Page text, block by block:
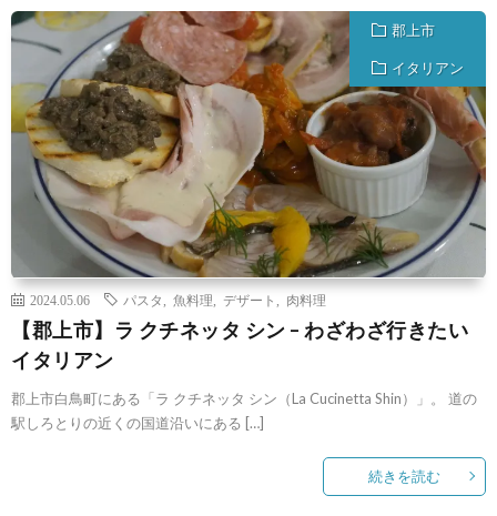
郡上市
イタリアン
2024.05.06 パスタ 魚料理 デザート 肉料理
【郡上市】ラ クチネッタ シン – わざわざ行きたい
イタリアン
郡上市白鳥町にある「ラ クチネッタ シン（La Cucinetta Shin）」。 道の
駅しろとりの近くの国道沿いにある […]
続きを読む